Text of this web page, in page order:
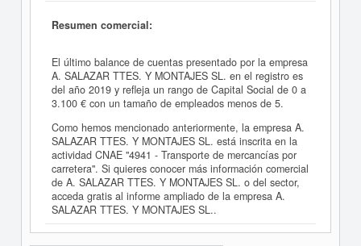
Resumen comercial:
El último balance de cuentas presentado por la empresa
A. SALAZAR TTES. Y MONTAJES SL. en el registro es
del año 2019 y refleja un rango de Capital Social de 0 a
3.100 € con un tamaño de empleados menos de 5.
Como hemos mencionado anteriormente, la empresa A.
SALAZAR TTES. Y MONTAJES SL. está inscrita en la
actividad CNAE "4941 - Transporte de mercancías por
carretera". Si quieres conocer más información comercial
de A. SALAZAR TTES. Y MONTAJES SL. o del sector,
acceda gratis al informe ampliado de la empresa A.
SALAZAR TTES. Y MONTAJES SL..